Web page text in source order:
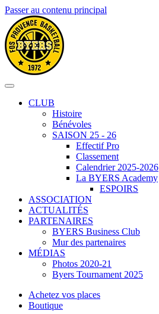
Passer au contenu principal
CLUB
Histoire
Bénévoles
SAISON 25 - 26
Effectif Pro
Classement
Calendrier 2025-2026
La BYERS Academy
ESPOIRS
ASSOCIATION
ACTUALITÉS
PARTENAIRES
BYERS Business Club
Mur des partenaires
MÉDIAS
Photos 2020-21
Byers Tournament 2025
Achetez vos places
Boutique